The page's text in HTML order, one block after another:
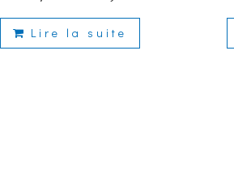
Lire la suite